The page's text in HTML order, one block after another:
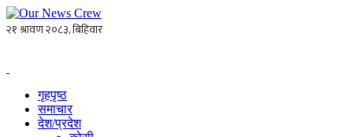
गृहपृष्ठ
समाचार
देश/प्रदेश